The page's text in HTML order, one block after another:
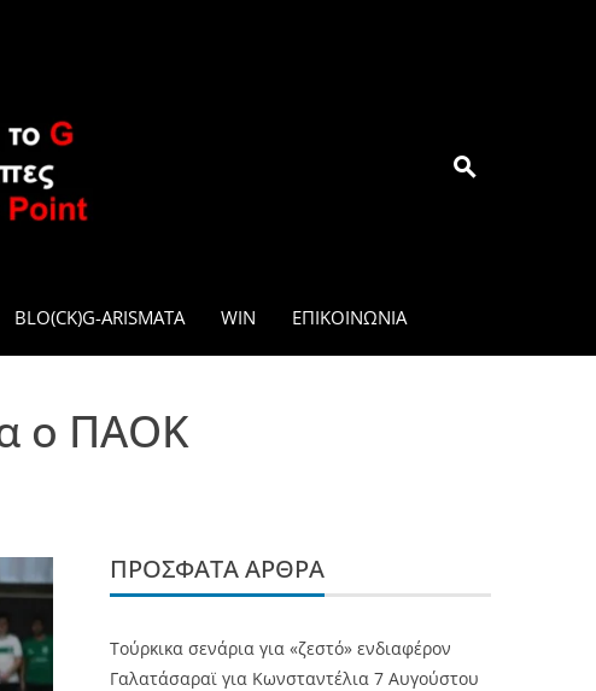
BLO(CK)G-ARISMATA WIN ΕΠΙΚΟΙΝΩΝΊΑ
ο ΠΑΟΚ
ΠΡΌΣΦΑΤΑ ΆΡΘΡΑ
Τούρκικα σενάρια για «ζεστό» ενδιαφέρον
Γαλατάσαραϊ για Κωνσταντέλια 7 Αυγούστου